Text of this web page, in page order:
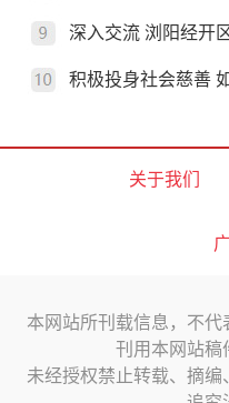
深入交流 浏阳经开
积极投身社会慈善
关于我们
本网站所刊载信息，不代
刊用本网站稿
未经授权禁止转载、摘